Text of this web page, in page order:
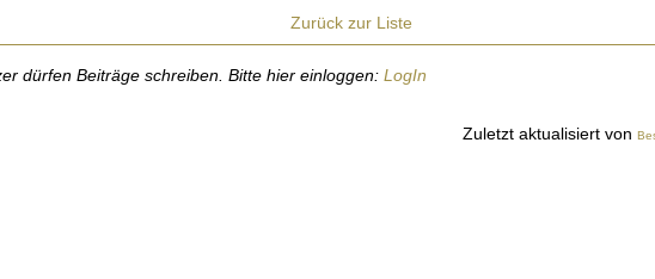
Zurück zur Liste
dürfen Beiträge schreiben. Bitte hier einloggen: LogIn
Zuletzt aktualisiert von